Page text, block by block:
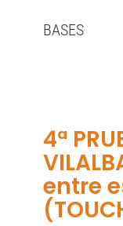
BASES
4ª
entre